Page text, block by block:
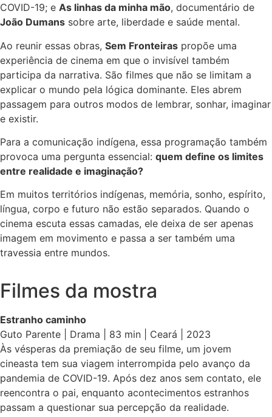
COVID-19; e As linhas da minha mão, documentário de
João Dumans sobre arte, liberdade e saúde mental.
Ao reunir essas obras, Sem Fronteiras propõe uma
experiência de cinema em que o invisível também
participa da narrativa. São filmes que não se limitam a
explicar o mundo pela lógica dominante. Eles abrem
passagem para outros modos de lembrar, sonhar, imaginar
e existir.
Para a comunicação indígena, essa programação também
provoca uma pergunta essencial: quem define os limites
entre realidade e imaginação?
Em muitos territórios indígenas, memória, sonho, espírito,
língua, corpo e futuro não estão separados. Quando o
cinema escuta essas camadas, ele deixa de ser apenas
imagem em movimento e passa a ser também uma
travessia entre mundos.
Filmes da mostra
Estranho caminho
Guto Parente | Drama | 83 min | Ceará | 2023
Às vésperas da premiação de seu filme, um jovem
cineasta tem sua viagem interrompida pelo avanço da
pandemia de COVID-19. Após dez anos sem contato, ele
reencontra o pai, enquanto acontecimentos estranhos
passam a questionar sua percepção da realidade.